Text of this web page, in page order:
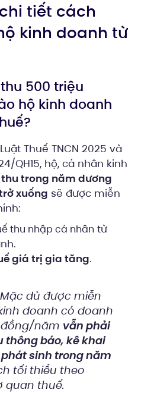
tiết cách
kinh doanh từ
500 triệu
hộ kinh doanh
Thuế TNCN 2025 và
QH15, hộ, cá nhân kinh
trong năm dương
xuống sẽ được miễn
thu nhập cá nhân từ
giá trị gia tăng.
dù được miễn
doanh có doanh
năm vẫn phải
thông báo, kê khai
sinh trong năm
tối thiểu theo
quan thuế.